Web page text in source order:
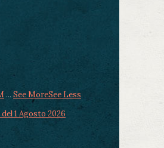
... See MoreSee Less
1 Agosto 2026